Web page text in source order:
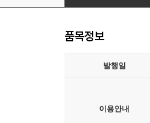
품목정보
발행일
이용안내